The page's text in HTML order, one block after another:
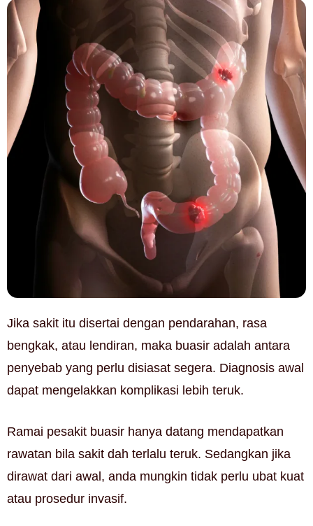
Jika sakit itu disertai dengan pendarahan, rasa
bengkak, atau lendiran, maka buasir adalah antara
penyebab yang perlu disiasat segera. Diagnosis awal
dapat mengelakkan komplikasi lebih teruk.
Ramai pesakit buasir hanya datang mendapatkan
rawatan bila sakit dah terlalu teruk. Sedangkan jika
dirawat dari awal, anda mungkin tidak perlu ubat kuat
atau prosedur invasif.